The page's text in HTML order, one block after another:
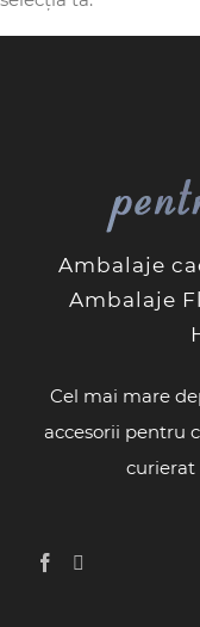
Ambalaje
Ambalaje
Cel mai mare
accesorii pentru
curierat